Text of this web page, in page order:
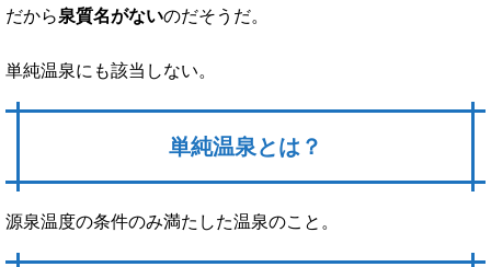
だから泉質名がないのだそうだ。
単純温泉にも該当しない。
単純温泉とは？
源泉温度の条件のみ満たした温泉のこと。